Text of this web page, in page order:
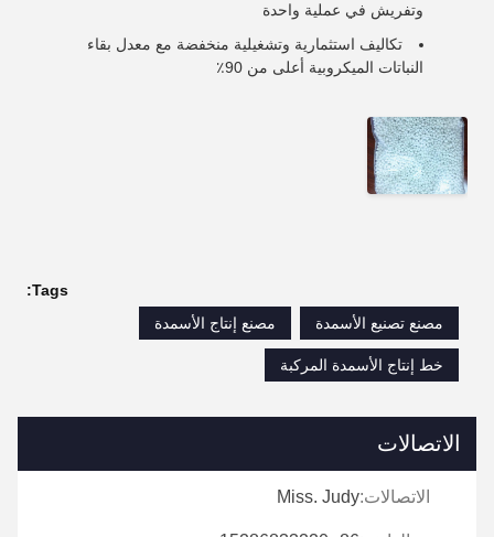
وتفريش في عملية واحدة
تكاليف استثمارية وتشغيلية منخفضة مع معدل بقاء
النباتات الميكروبية أعلى من 90٪
Tags:
مصنع تصنيع الأسمدة
مصنع إنتاج الأسمدة
خط إنتاج الأسمدة المركبة
الاتصالات
الاتصالات:Miss. Judy